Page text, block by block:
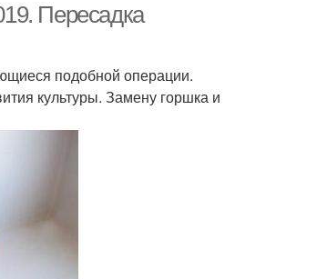
Пересадка
подобной операции.
культуры. Замену горшка и